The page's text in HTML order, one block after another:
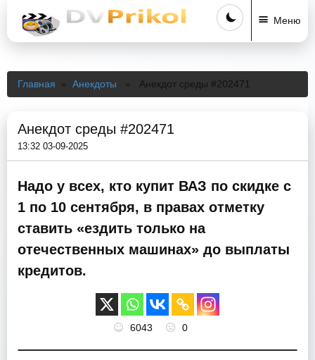
Меню
Главная » Анекдоты » Анекдот среды #202471
Анекдот среды #202471
13:32 03-09-2025
Надо у всех, кто купит ВАЗ по скидке с
1 по 10 сентября, в правах отметку
ставить «ездить только на
отечественных машинах» до выплаты
кредитов.
6043 0